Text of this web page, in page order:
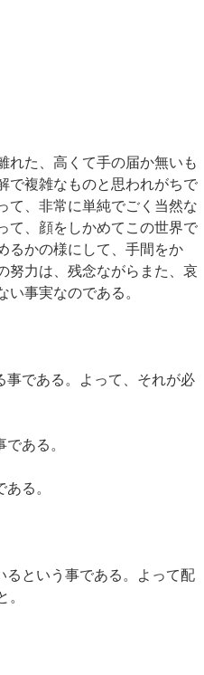
れた、高くて手の届か無いも
で複雑なものと思われがちで
て、非常に単純でごく当然な
て、顔をしかめてこの世界で
るかの様にして、手間をか
努力は、残念ながらまた、哀
事実なのである。
事である。よって、それが必
ある。
る。
るという事である。よって配
。